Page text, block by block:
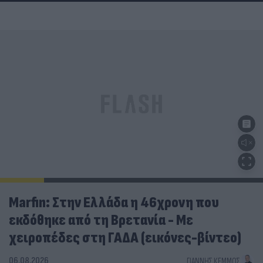
Marfin: Στην Ελλάδα η 46χρονη που
εκδόθηκε από τη Βρετανία - Με
χειροπέδες στη ΓΑΔΑ (εικόνες-βίντεο)